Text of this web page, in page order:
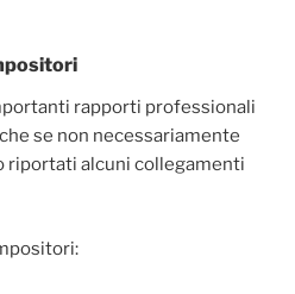
rapporti professionali
se non necessariamente
riportati alcuni collegamenti